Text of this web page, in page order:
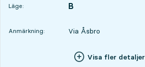
Läge:
LÄGE, B
,
Anmärkning: Via Åsbro
Visa fler detaljer